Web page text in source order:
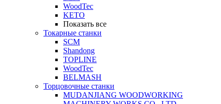
WoodTec
KETO
Показать все
Токарные станки
SCM
Shandong
TOPLINE
WoodTec
BELMASH
Торцовочные станки
MUDANJIANG WOODWORKING